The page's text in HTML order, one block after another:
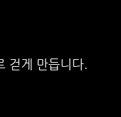
걷게 만듭니다.